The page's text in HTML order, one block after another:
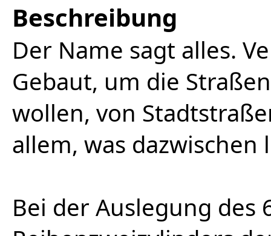
Beschreibung
Der Name sagt alles.
Gebaut, um die
wollen, von
allem, was dazwischen
Bei der Auslegung des